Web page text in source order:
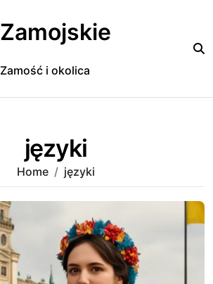
Zamojskie
Zamość i okolica
języki
Home języki